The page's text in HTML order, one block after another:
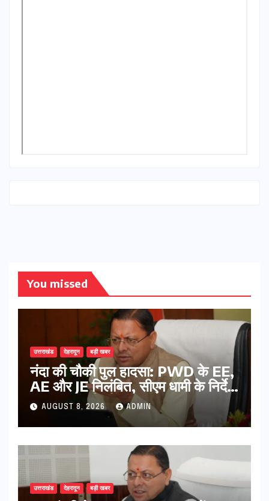
You missed
उत्तराखंड देहरादून बड़ी खबर
नंदा की चौकी पुल हादसा: PWD के EE,
AE और JE निलंबित, सीएम धामी के निर्देश
पर सख्त कार्रवाई
AUGUST 8, 2026 ADMIN
उत्तराखंड देहरादून बड़ी खबर